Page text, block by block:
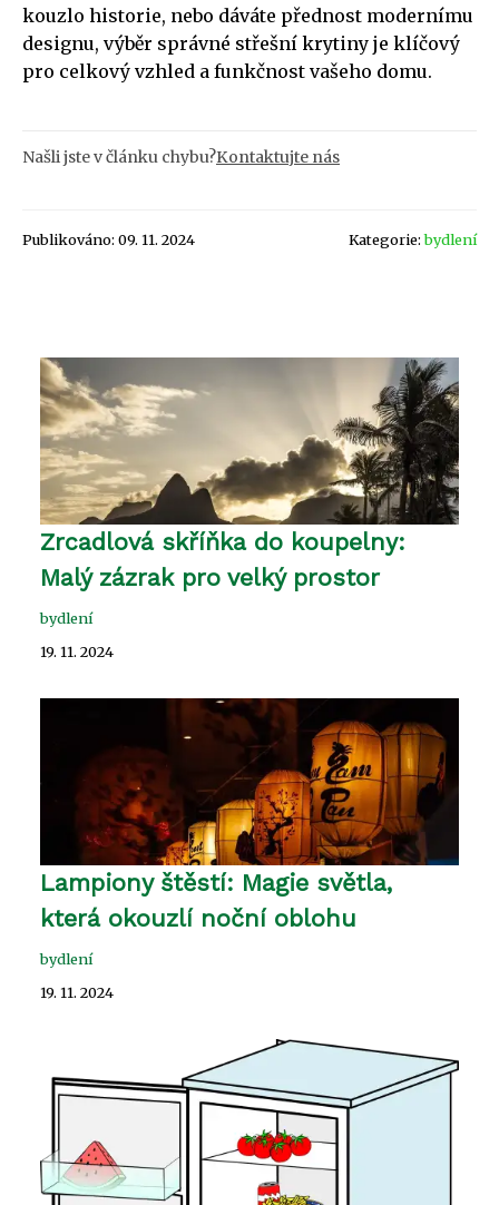
kouzlo historie, nebo dáváte přednost modernímu
designu, výběr správné střešní krytiny je klíčový
pro celkový vzhled a funkčnost vašeho domu.
Našli jste v článku chybu?Kontaktujte nás
Publikováno: 09. 11. 2024 Kategorie:bydlení
Zrcadlová skříňka do koupelny:
Malý zázrak pro velký prostor
bydlení
19. 11. 2024
Lampiony štěstí: Magie světla,
která okouzlí noční oblohu
bydlení
19. 11. 2024